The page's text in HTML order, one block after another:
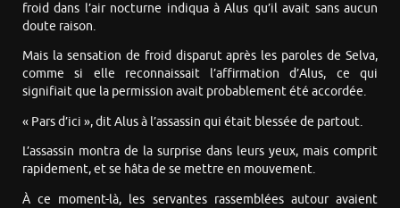
froid dans l’air nocturne indiqua à Alus qu’il avait sans aucun
doute raison.
Mais la sensation de froid disparut après les paroles de Selva,
comme si elle reconnaissait l’affirmation d’Alus, ce qui
signifiait que la permission avait probablement été accordée.
« Pars d’ici », dit Alus à l’assassin qui était blessée de partout.
L’assassin montra de la surprise dans leurs yeux, mais comprit
rapidement, et se hâta de se mettre en mouvement.
À ce moment-là, les servantes rassemblées autour avaient